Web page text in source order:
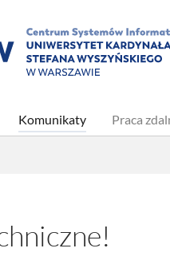
Komunikaty(current)
Praca